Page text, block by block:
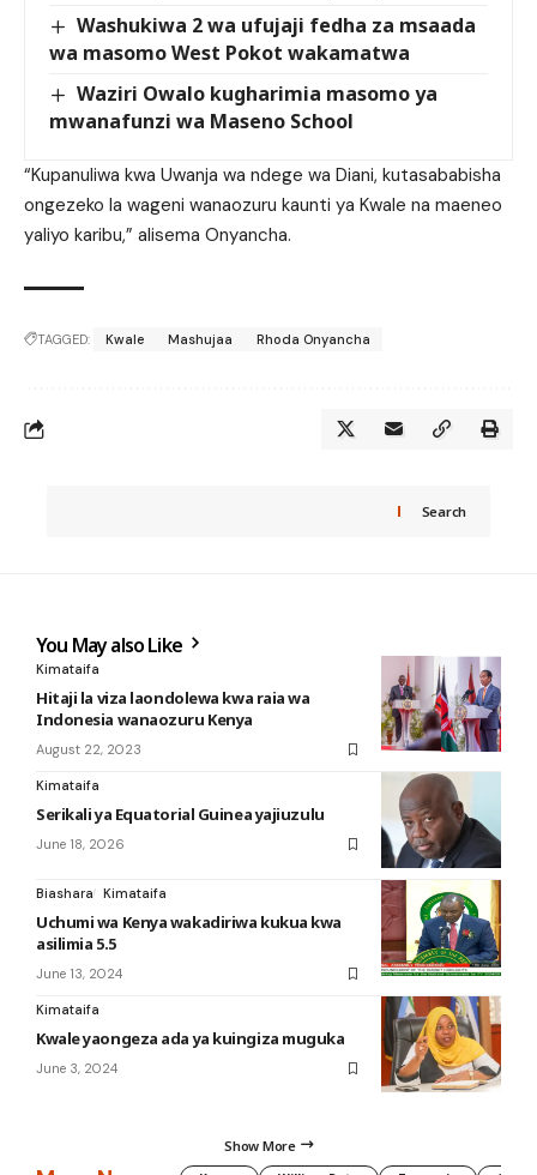
Washukiwa 2 wa ufujaji fedha za msaada
wa masomo West Pokot wakamatwa
Waziri Owalo kugharimia masomo ya
mwanafunzi wa Maseno School
“Kupanuliwa kwa Uwanja wa ndege wa Diani, kutasababisha
ongezeko la wageni wanaozuru kaunti ya Kwale na maeneo
yaliyo karibu,” alisema Onyancha.
TAGGED: Kwale Mashujaa Rhoda Onyancha
Search
You May also Like
Kimataifa
Hitaji la viza laondolewa kwa raia wa
Indonesia wanaozuru Kenya
August 22, 2023
Kimataifa
Serikali ya Equatorial Guinea yajiuzulu
June 18, 2026
Biashara Kimataifa
Uchumi wa Kenya wakadiriwa kukua kwa
asilimia 5.5
June 13, 2024
Kimataifa
Kwale yaongeza ada ya kuingiza muguka
June 3, 2024
Show More